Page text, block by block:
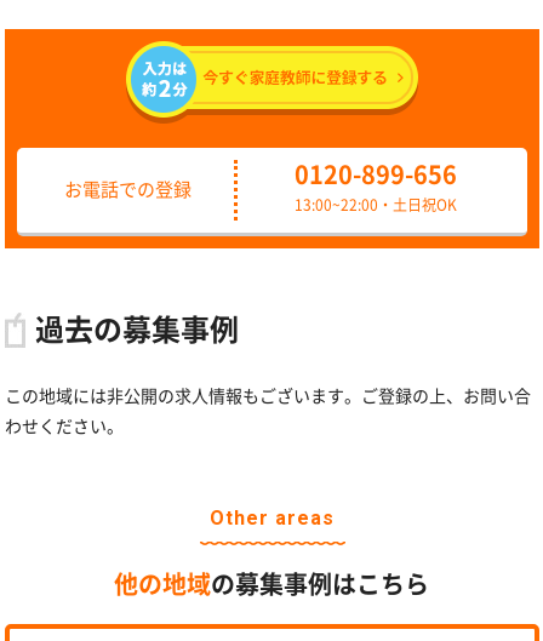
お電話での登録
0120-899-656
13:00~22:00・土日祝OK
過去の募集事例
この地域には非公開の求人情報もございます。ご登録の上、お問い合
わせください。
Other areas
他の地域の募集事例はこちら